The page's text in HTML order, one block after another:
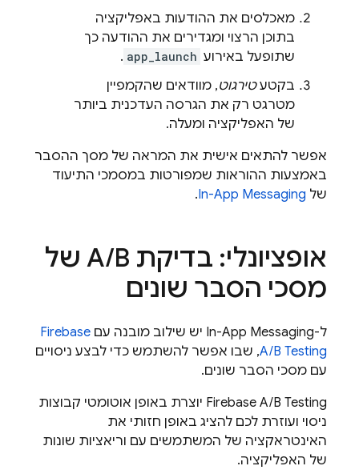
מאכלסים את ההודעות באפליקציה
בתוכן הרצוי ומגדירים את ההודעה כך
שתופעל באירוע app_launch
.
בקטעטירגוט, מוודאים שהקמפיין
מטרגט רק את הגרסה העדכנית ביותר
של האפליקציה ומעלה.
אפשר להתאים אישית את המראה של מסך ההסבר
באמצעות ההוראות שמפורטות במסמכי התיעוד
של In-App Messaging
.
אופציונלי: בדיקת A /
B של
מסכי הסבר שונים
ל-In-App Messaging יש שילוב מובנה עם Firebase
A/B Testing, שבו אפשר להשתמש כדי לבצע ניסויים
עם מסכי הסבר שונים.
Firebase A/B Testing יוצרת באופן אוטומטי קבוצות
ניסוי ועוזרת לכם להציג באופן חזותי את
האינטראקציה של המשתמשים עם וריאציות שונות
של האפליקציה.